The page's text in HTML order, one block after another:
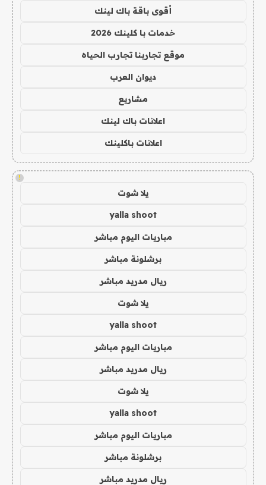
أقوى باقة باك لينك
خدمات با كلينك 2026
موقع تجاربنا تجارب الحياه
ديوان العرب
مشاريع
اعلانات باك لينك
اعلانات باكلينك
!
يلا شوت
yalla shoot
مباريات اليوم مباشر
برشلونة مباشر
ريال مدريد مباشر
يلا شوت
yalla shoot
مباريات اليوم مباشر
ريال مدريد مباشر
يلا شوت
yalla shoot
مباريات اليوم مباشر
برشلونة مباشر
ريال مدريد مباشر